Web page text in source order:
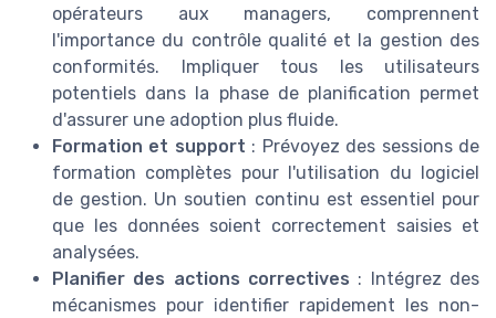
opérateurs aux managers, comprennent
l'importance du contrôle qualité et la gestion des
conformités. Impliquer tous les utilisateurs
potentiels dans la phase de planification permet
d'assurer une adoption plus fluide.
Formation et support : Prévoyez des sessions de
formation complètes pour l'utilisation du logiciel
de gestion. Un soutien continu est essentiel pour
que les données soient correctement saisies et
analysées.
Planifier des actions correctives : Intégrez des
mécanismes pour identifier rapidement les non-